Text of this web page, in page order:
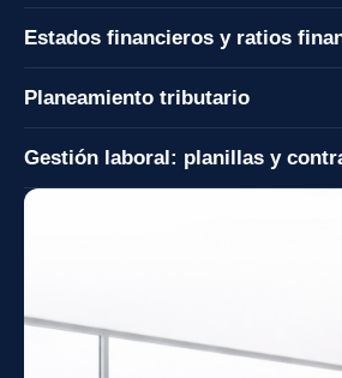
sustento contable.
Estados financieros y ratios
Planeamiento tributario
legal.
Gestión laboral: planillas y